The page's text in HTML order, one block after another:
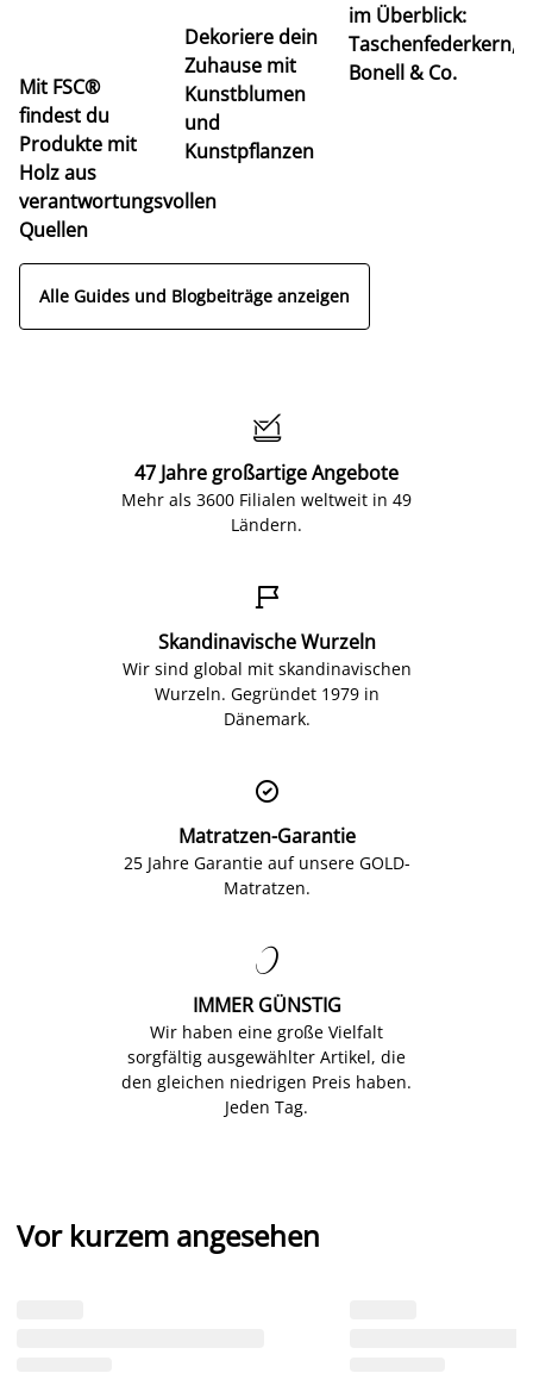
Mit FSC®
findest du
Produkte mit
Holz aus
verantwortungsvollen
Quellen
Dekoriere dein
Zuhause mit
Kunstblumen
und
Kunstpflanzen
im Überblick:
Taschenfederkern,
Bonell & Co.
Alle Guides und Blogbeiträge anzeigen

47 Jahre großartige Angebote
Mehr als 3600 Filialen weltweit in 49
Ländern.

Skandinavische Wurzeln
Wir sind global mit skandinavischen
Wurzeln. Gegründet 1979 in
Dänemark.

Matratzen-Garantie
25 Jahre Garantie auf unsere GOLD-
Matratzen.

IMMER GÜNSTIG
Wir haben eine große Vielfalt
sorgfältig ausgewählter Artikel, die
den gleichen niedrigen Preis haben.
Jeden Tag.
Vor kurzem angesehen